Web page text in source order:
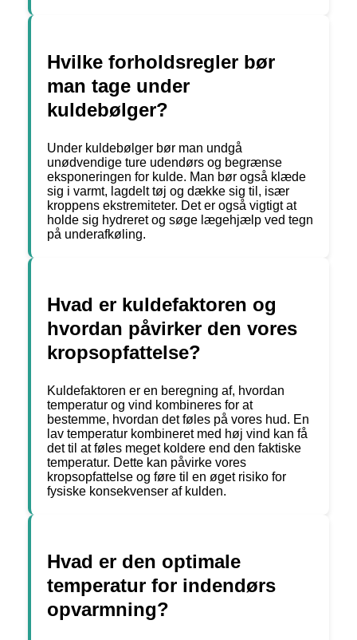
Hvilke forholdsregler bør
man tage under
kuldebølger?
Under kuldebølger bør man undgå
unødvendige ture udendørs og begrænse
eksponeringen for kulde. Man bør også klæde
sig i varmt, lagdelt tøj og dække sig til, især
kroppens ekstremiteter. Det er også vigtigt at
holde sig hydreret og søge lægehjælp ved tegn
på underafkøling.
Hvad er kuldefaktoren og
hvordan påvirker den vores
kropsopfattelse?
Kuldefaktoren er en beregning af, hvordan
temperatur og vind kombineres for at
bestemme, hvordan det føles på vores hud. En
lav temperatur kombineret med høj vind kan få
det til at føles meget koldere end den faktiske
temperatur. Dette kan påvirke vores
kropsopfattelse og føre til en øget risiko for
fysiske konsekvenser af kulden.
Hvad er den optimale
temperatur for indendørs
opvarmning?